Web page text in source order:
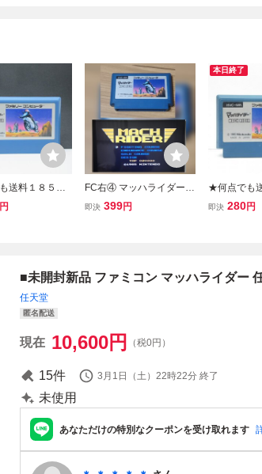
送料１８５円
イダー ファミ
円
FC右④ マッハライダー
ファミコン MACH RIDER
即決 399円
本日終了
★何点でも
★ マッハラ
即決 280円
■未開封新品 ファミコン マッハライダー
任天堂
匿名配送
現在 10,600円 （税0円）
15件 3月1日（土）22時22分 終了
未使用
あなただけの特別なクーポンを受け取れます